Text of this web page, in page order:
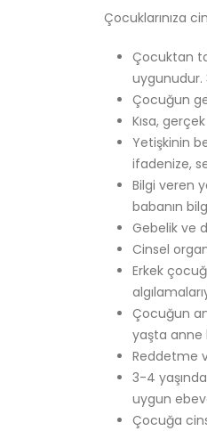
Çocuklarınıza
Çocuktan
uygunudur.
Çocuğun
Kısa,
Yetişkinin
ifadenize,
Bilgi veren
babanın
Gebelik ve
Cinsel
Erkek
Çocuğun
yaşta anne
Reddetme
3-4
uygun
Çocuğa